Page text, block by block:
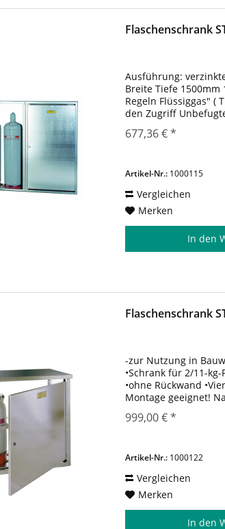
Flaschenschrank
Ausführung:
Breite Tiefe 1500mm
Regeln Flüssiggas" (
den Zugriff
677,36 € *
Artikel-Nr.: 1000115
Vergleichen
Merken
In den
Flaschenschrank
-zur Nutzung in
•Schrank für 2/11-
•ohne Rückwand
Montage geeignet!
aufgestellte
999,00 € *
Artikel-Nr.: 1000122
Vergleichen
Merken
In den